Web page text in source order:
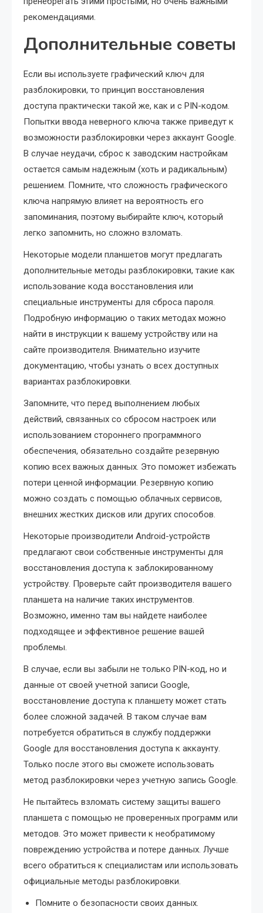
рекомендациями.
Дополнительные советы
Если вы используете графический ключ для
разблокировки, то принцип восстановления
доступа практически такой же, как и с PIN-кодом.
Попытки ввода неверного ключа также приведут к
возможности разблокировки через аккаунт Google.
В случае неудачи, сброс к заводским настройкам
остается самым надежным (хоть и радикальным)
решением. Помните, что сложность графического
ключа напрямую влияет на вероятность его
запоминания, поэтому выбирайте ключ, который
легко запомнить, но сложно взломать.
Некоторые модели планшетов могут предлагать
дополнительные методы разблокировки, такие как
использование кода восстановления или
специальные инструменты для сброса пароля.
Подробную информацию о таких методах можно
найти в инструкции к вашему устройству или на
сайте производителя. Внимательно изучите
документацию, чтобы узнать о всех доступных
вариантах разблокировки.
Запомните, что перед выполнением любых
действий, связанных со сбросом настроек или
использованием стороннего программного
обеспечения, обязательно создайте резервную
копию всех важных данных. Это поможет избежать
потери ценной информации. Резервную копию
можно создать с помощью облачных сервисов,
внешних жестких дисков или других способов.
Некоторые производители Android-устройств
предлагают свои собственные инструменты для
восстановления доступа к заблокированному
устройству. Проверьте сайт производителя вашего
планшета на наличие таких инструментов.
Возможно, именно там вы найдете наиболее
подходящее и эффективное решение вашей
проблемы.
В случае, если вы забыли не только PIN-код, но и
данные от своей учетной записи Google,
восстановление доступа к планшету может стать
более сложной задачей. В таком случае вам
потребуется обратиться в службу поддержки
Google для восстановления доступа к аккаунту.
Только после этого вы сможете использовать
метод разблокировки через учетную запись Google.
Не пытайтесь взломать систему защиты вашего
планшета с помощью не проверенных программ или
методов. Это может привести к необратимому
повреждению устройства и потере данных. Лучше
всего обратиться к специалистам или использовать
официальные методы разблокировки.
Помните о безопасности своих данных.